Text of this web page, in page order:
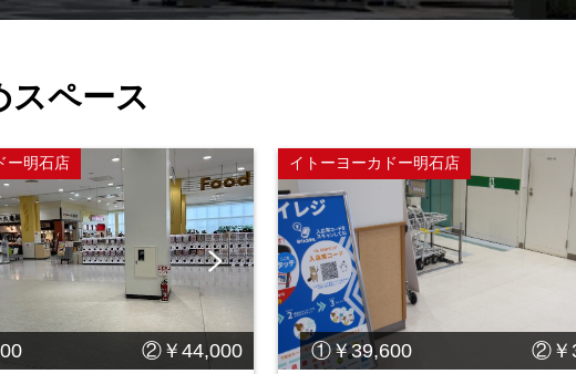
スペース
ー明石店
②￥44,000
Ne
xt
イトーヨーカドー明石店
①￥39,600 ②￥